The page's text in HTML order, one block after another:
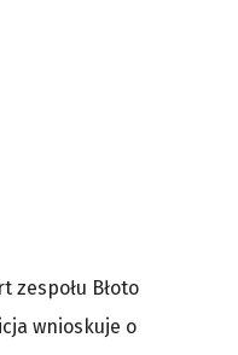
zespołu Błoto
wnioskuje o